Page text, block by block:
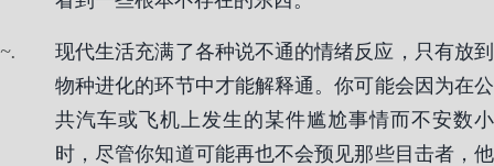
.
现代生活充满了各种说不通的情绪反应，只有放到
物种进化的环节中才能解释通。你可能会因为在公
共汽车或飞机上发生的某件尴尬事情而不安数小
时，尽管你知道可能再也不会预见那些目击者，他